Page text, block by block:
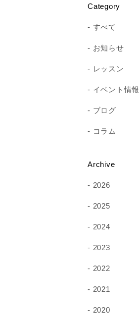
Category
すべて
お知らせ
レッスン
イベント情報
ブログ
コラム
Archive
2026
2025
2024
2023
2022
2021
2020